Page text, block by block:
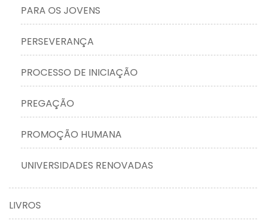
PARA OS JOVENS
PERSEVERANÇA
PROCESSO DE INICIAÇÃO
PREGAÇÃO
PROMOÇÃO HUMANA
UNIVERSIDADES RENOVADAS
LIVROS